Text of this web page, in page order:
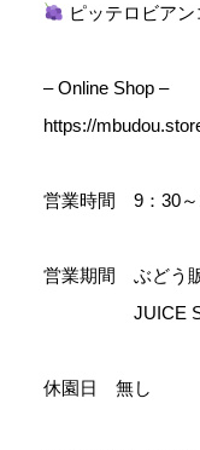
ピッテロビアン
– Online Shop –
https://
営業時間 9：30～
営業期間 ぶどう
JUICE
休園日 無し